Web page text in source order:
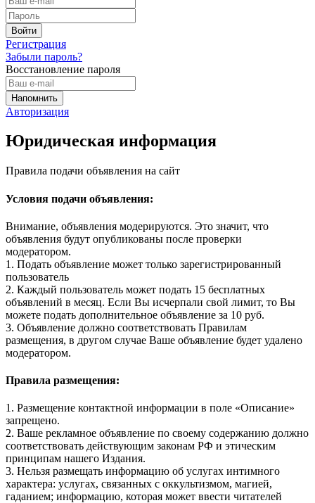
Регистрация
Забыли пароль?
Восстановление пароля
Авторизация
Юридическая информация
Правила подачи объявления на сайт
Условия подачи объявления:
Внимание, объявления модерируются. Это значит, что
объявления будут опубликованы после проверки
модератором.
1. Подать объявление может только зарегистрированный
пользователь
2. Каждый пользователь может подать 15 бесплатных
объявлений в месяц. Если Вы исчерпали свой лимит, то Вы
можете подать дополнительное объявление за 10 руб.
3. Объявление должно соответствовать Правилам
размещения, в другом случае Ваше объявление будет удалено
модератором.
Правила размещения:
1. Размещение контактной информации в поле «Описание»
запрещено.
2. Ваше рекламное объявление по своему содержанию должно
соответствовать действующим законам РФ и этическим
принципам нашего Издания.
3. Нельзя размещать информацию об услугах интимного
характера: услугах, связанных с оккультизмом, магией,
гаданием; информацию, которая может ввести читателей